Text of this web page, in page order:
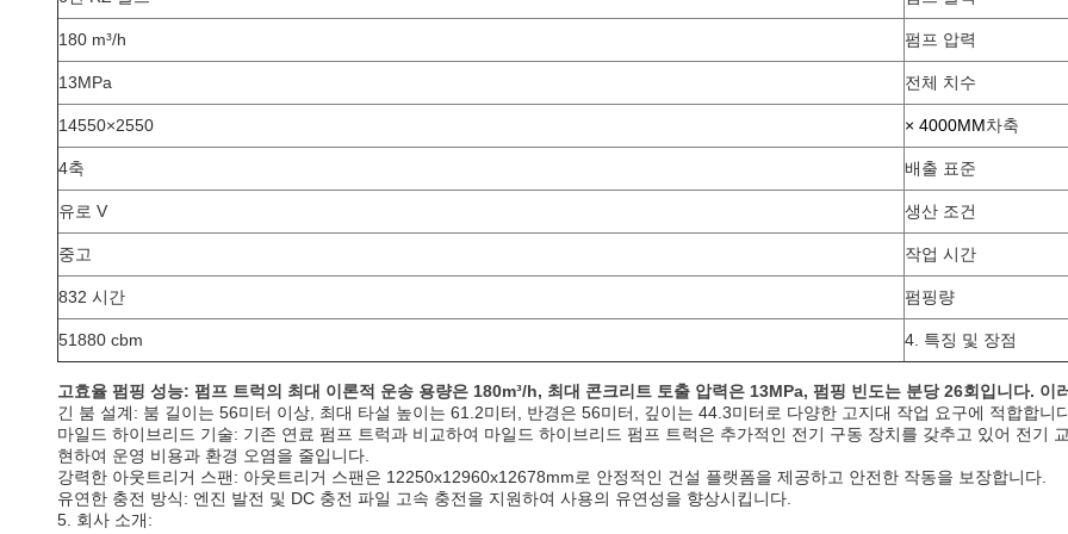
180 m³/h 펌프 압력
13MPa 전체 치수
14550×2550 × 4000MM차축
4축 배출 표준
유로 V 생산 조건
중고 작업 시간
832 시간 펌핑량
51880 cbm 4. 특징 및 장점
고효율 펌핑 성능: 펌프 트럭의 최대 이론적 운송 용량은 180m³/h, 최대 콘크리트 토출 압력은 13MPa, 펌핑 빈도는 분당 26회입니다.
긴 붐 설계: 붐 길이는 56미터 이상, 최대 타설 높이는 61.2미터, 반경은 56미터, 깊이는 44.3미터로 다양한 고지대 작업 요구에 적합합니
마일드 하이브리드 기술: 기존 연료 펌프 트럭과 비교하여 마일드 하이브리드 펌프 트럭은 추가적인 전기 구동 장치를 갖추고 있어 전기
현하여 운영 비용과 환경 오염을 줄입니다.
강력한 아웃트리거 스팬: 아웃트리거 스팬은 12250x12960x12678mm로 안정적인 건설 플랫폼을 제공하고 안전한 작동을 보장합니다.
유연한 충전 방식: 엔진 발전 및 DC 충전 파일 고속 충전을 지원하여 사용의 유연성을 향상시킵니다.
5. 회사 소개: